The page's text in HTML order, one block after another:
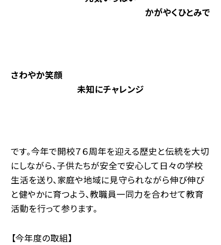
かがやくひとみで
さわやか笑顔
未知にチャレンジ
です。今年で開校７６周年を迎える歴史と伝統を大切
にしながら、子供たちが安全で安心して日々の学校
生活を送り、家庭や地域に見守られながら伸び伸び
と健やかに育つよう、教職員一同力を合わせて教育
活動を行って参ります。
【今年度の取組】